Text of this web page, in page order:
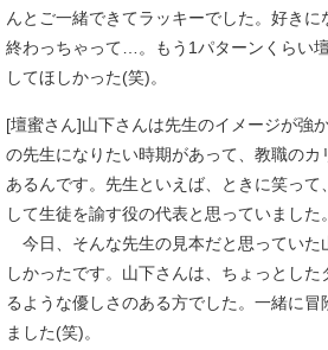
んとご一緒できてラッキーでした。好き
終わっちゃって…。もう1パターンくらい
してほしかった(笑)。
[壇蜜さん]山下さんは先生のイメージが強
の先生になりたい時期があって、教職の
あるんです。先生といえば、ときに笑って
して生徒を諭す役の代表と思っていました。
今日、そんな先生の見本だと思っていた
しかったです。山下さんは、ちょっとした
るような優しさのある方でした。一緒に
ました(笑)。